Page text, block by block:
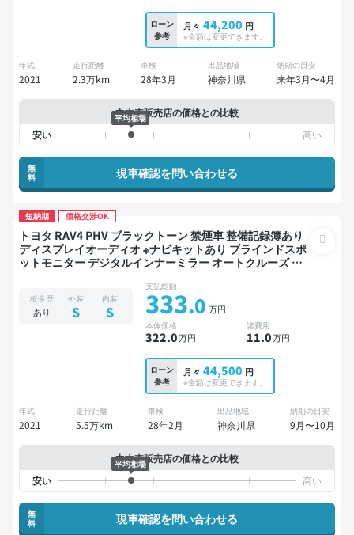
ローン
参考
月々 44,200 円
※金額は変更できます。
年式
2021
走行距離
2.3万km
車検
28年3月
出品地域
神奈川県
納期の目安
来年3月〜4月
中古車販売店の価格との比較
平均相場
無
料
現車確認を問い合わせる
短納期 価格交渉OK
トヨタ RAV4 PHV ブラックトーン 禁煙車 整備記録簿あり
ディスプレイオーディオ ※ナビキットあり ブラインドスポ
ットモニター デジタルインナーミラー オートクルーズ ス
ー 全方位カメラ ドライブレコーダー 衝突軽減
板金歴
あり
外装
S
内装
S
支払総額
333.0 万円
本体価格
322.0万円
諸費用
11.0万円
ローン
参考
月々 44,500 円
※金額は変更できます。
年式
2021
走行距離
5.5万km
車検
28年2月
出品地域
神奈川県
納期の目安
9月〜10月
中古車販売店の価格との比較
平均相場
無
料
現車確認を問い合わせる